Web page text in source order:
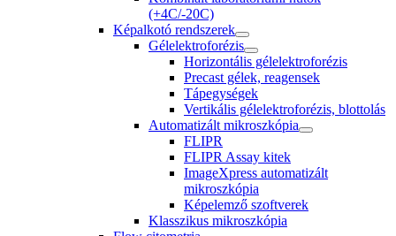
(+4C/-20C)
Képalkotó rendszerek
Gélelektroforézis
Horizontális gélelektroforézis
Precast gélek, reagensek
Tápegységek
Vertikális gélelektroforézis, blottolás
Automatizált mikroszkópia
FLIPR
FLIPR Assay kitek
ImageXpress automatizált
mikroszkópia
Képelemző szoftverek
Klasszikus mikroszkópia